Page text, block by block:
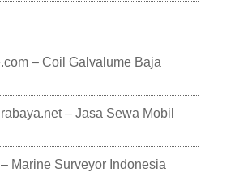
– Coil Galvalume Baja
– Jasa Sewa Mobil
Marine Surveyor Indonesia